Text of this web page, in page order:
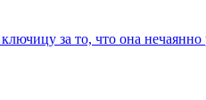
за то, что она нечаянно